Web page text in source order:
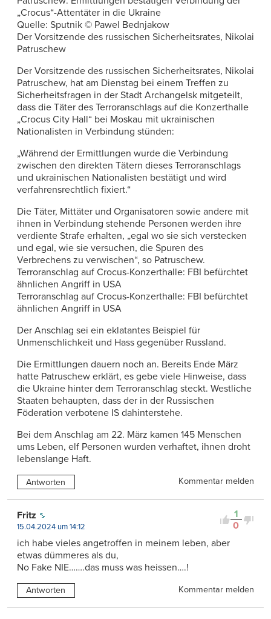
„Crocus“-Attentäter in die Ukraine
Quelle: Sputnik © Pawel Bednjakow
Der Vorsitzende des russischen Sicherheitsrates, Nikolai
Patruschew
Der Vorsitzende des russischen Sicherheitsrates, Nikolai
Patruschew, hat am Dienstag bei einem Treffen zu
Sicherheitsfragen in der Stadt Archangelsk mitgeteilt,
dass die Täter des Terroranschlags auf die Konzerthalle
„Crocus City Hall“ bei Moskau mit ukrainischen
Nationalisten in Verbindung stünden:
„Während der Ermittlungen wurde die Verbindung
zwischen den direkten Tätern dieses Terroranschlags
und ukrainischen Nationalisten bestätigt und wird
verfahrensrechtlich fixiert.“
Die Täter, Mittäter und Organisatoren sowie andere mit
ihnen in Verbindung stehende Personen werden ihre
verdiente Strafe erhalten, „egal wo sie sich verstecken
und egal, wie sie versuchen, die Spuren des
Verbrechens zu verwischen“, so Patruschew.
Terroranschlag auf Crocus-Konzerthalle: FBI befürchtet
ähnlichen Angriff in USA
Terroranschlag auf Crocus-Konzerthalle: FBI befürchtet
ähnlichen Angriff in USA
Der Anschlag sei ein eklatantes Beispiel für
Unmenschlichkeit und Hass gegenüber Russland.
Die Ermittlungen dauern noch an. Bereits Ende März
hatte Patruschew erklärt, es gebe viele Hinweise, dass
die Ukraine hinter dem Terroranschlag steckt. Westliche
Staaten behaupten, dass der in der Russischen
Föderation verbotene IS dahinterstehe.
Bei dem Anschlag am 22. März kamen 145 Menschen
ums Leben, elf Personen wurden verhaftet, ihnen droht
lebenslange Haft.
Antworten Kommentar melden
1
0
Fritz
15.04.2024 um 14:12
ich habe vieles angetroffen in meinem leben, aber
etwas dümmeres als du,
No Fake NIE…….das muss was heissen….!
Antworten Kommentar melden